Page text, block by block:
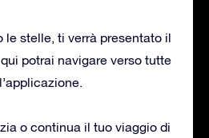
le stelle, ti verrà presentato il
potrai navigare verso tutte
o continua il tuo viaggio di